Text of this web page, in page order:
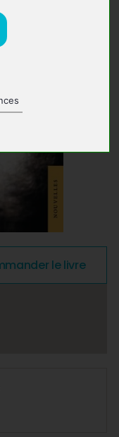
le livre